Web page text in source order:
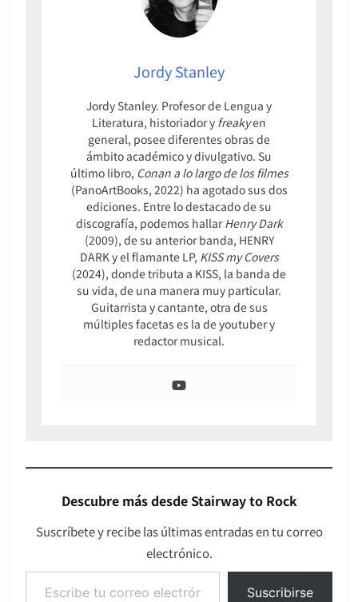
Jordy Stanley
Jordy Stanley. Profesor de Lengua y
Literatura, historiador y freakyen
general, posee diferentes obras de
ámbito académico y divulgativo. Su
último libro, Conan a lo largo de los filmes
(PanoArtBooks, 2022) ha agotado sus dos
ediciones. Entre lo destacado de su
discografía, podemos hallarHenry Dark
(2009), de su anterior banda, HENRY
DARK y el flamante LP, KISS my Covers
(2024), donde tributa a KISS, la banda de
su vida, de una manera muy particular.
Guitarrista y cantante, otra de sus
múltiples facetas es la de youtuber y
redactor musical.
Descubre más desde Stairway to Rock
Suscríbete y recibe las últimas entradas en tu correo
electrónico.
Escribe tu correo electrónico…
Suscribirse